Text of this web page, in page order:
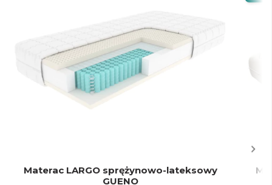
Materac LARGO sprężynowo-lateksowy
GUENO